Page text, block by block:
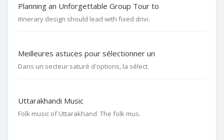
Planning an Unforgettable Group Tour to
itinerary design should lead with fixed drivi.
Meilleures astuces pour sélectionner un
Dans un secteur saturé d'options, la sélect.
Uttarakhandi Music
Folk music of Uttarakhand The folk mus.